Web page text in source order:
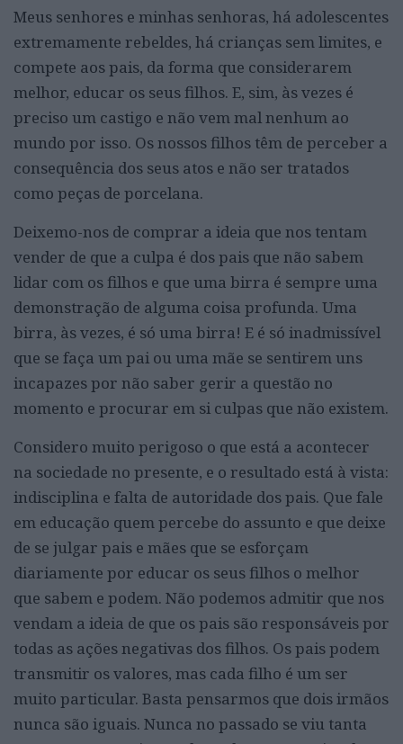
Meus senhores e minhas senhoras, há adolescentes
extremamente rebeldes, há crianças sem limites, e
compete aos pais, da forma que considerarem
melhor, educar os seus filhos. E, sim, às vezes é
preciso um castigo e não vem mal nenhum ao
mundo por isso. Os nossos filhos têm de perceber a
consequência dos seus atos e não ser tratados
como peças de porcelana.
Deixemo-nos de comprar a ideia que nos tentam
vender de que a culpa é dos pais que não sabem
lidar com os filhos e que uma birra é sempre uma
demonstração de alguma coisa profunda. Uma
birra, às vezes, é só uma birra! E é só inadmissível
que se faça um pai ou uma mãe se sentirem uns
incapazes por não saber gerir a questão no
momento e procurar em si culpas que não existem.
Considero muito perigoso o que está a acontecer
na sociedade no presente, e o resultado está à vista:
indisciplina e falta de autoridade dos pais. Que fale
em educação quem percebe do assunto e que deixe
de se julgar pais e mães que se esforçam
diariamente por educar os seus filhos o melhor
que sabem e podem. Não podemos admitir que nos
vendam a ideia de que os pais são responsáveis por
todas as ações negativas dos filhos. Os pais podem
transmitir os valores, mas cada filho é um ser
muito particular. Basta pensarmos que dois irmãos
nunca são iguais. Nunca no passado se viu tanta